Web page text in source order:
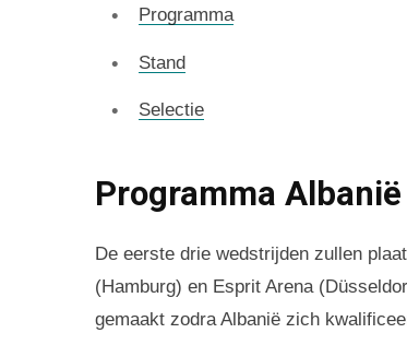
Programma
Stand
Selectie
Programma
De eerste drie wedstrijden zullen
(Hamburg) en Esprit Arena
gemaakt zodra Albanië zich